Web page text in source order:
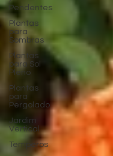
Pendentes
Plantas
para
Sombras
Plantas
para Sol
Pleno
Plantas
para
Pergolado
Jardim
Vertical
Temperos